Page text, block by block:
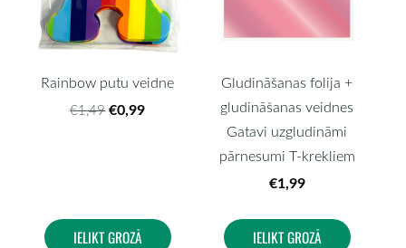
Rainbow putu veidne
€1,49 €0,99
IELIKT GROZĀ
Gludināšanas folija +
gludināšanas veidnes
Gatavi uzgludināmi
pārnesumi T-krekliem
€1,99
IELIKT GROZĀ